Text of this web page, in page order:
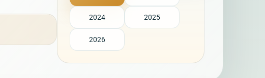
2024 2025
2026